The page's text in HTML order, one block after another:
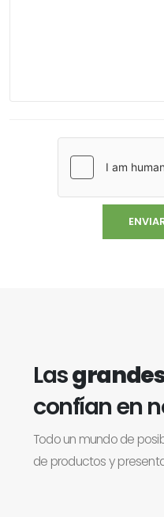
Las
confían en
Todo un mundo de
de productos y